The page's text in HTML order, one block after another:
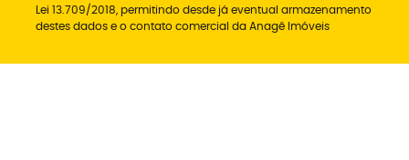
Lei 13.709/2018, permitindo desde já eventual armazenamento
destes dados e o contato comercial da Anagê Imóveis